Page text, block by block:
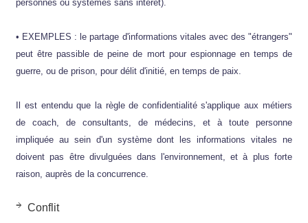
personnes ou systèmes sans intérêt).
• EXEMPLES : le partage d'informations vitales avec des "étrangers"
peut être passible de peine de mort pour espionnage en temps de
guerre, ou de prison, pour délit d'initié, en temps de paix.
Il est entendu que la règle de confidentialité s'applique aux métiers
de coach, de consultants, de médecins, et à toute personne
impliquée au sein d'un système dont les informations vitales ne
doivent pas être divulguées dans l'environnement, et à plus forte
raison, auprès de la concurrence.
Conflit